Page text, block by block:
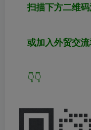
扫描下方二维
或加入外贸交
👇👇